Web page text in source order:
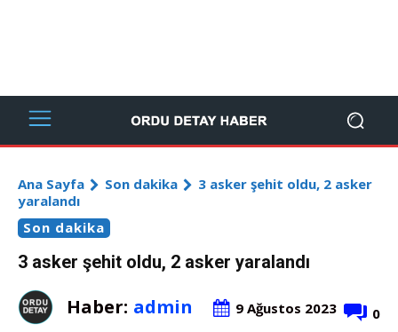
Ana Sayfa Son dakika
3 asker şehit oldu, 2 asker
yaralandı
Son dakika
3 asker şehit oldu, 2 asker yaralandı
Haber: admin 9 Ağustos 2023 0